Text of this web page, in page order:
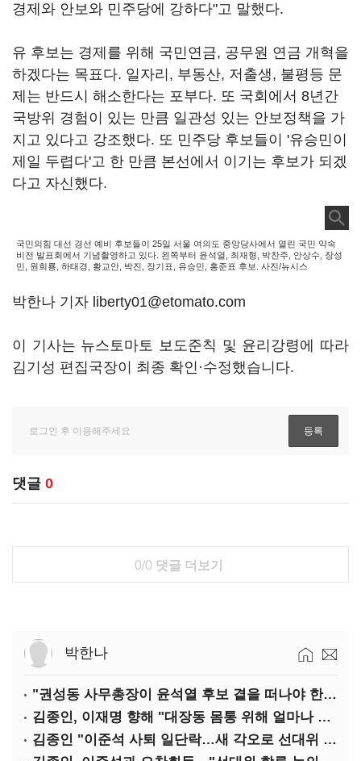
경제와 안보와 민주당에 강하다"고 말했다.
유 후보는 경제를 위해 국민연금, 공무원 연금 개혁을
하겠다는 목표다. 일자리, 부동산, 저출생, 불평등 문
제는 반드시 해소한다는 포부다. 또 국회에서 8년간
국방위 경험이 있는 만큼 일관성 있는 안보정책을 가
지고 있다고 강조했다. 또 민주당 후보들이 '유승민이
제일 두렵다'고 한 만큼 본선에서 이기는 후보가 되겠
다고 자신했다.
국민의힘 대선 경선 예비 후보들이 25일 서울 여의도 중앙당사에서 열린 국민 약속
비전 발표회에서 기념촬영하고 있다. 왼쪽부터 윤석열, 최재형, 박찬주, 안상수, 장성
민, 원희룡, 하태경, 황교안, 박진, 장기표, 유승민, 홍준표 후보. 사진/뉴시스
박한나 기자 liberty01@etomato.com
이 기사는 뉴스토마토 보도준칙 및 윤리강령에 따라
김기성 편집국장이 최종 확인·수정했습니다.
댓글 0
0/0 댓글 더보기
박한나
"권성동 사무총장이 윤석열 후보 곁을 떠나야 한다"
김종인, 이재명 향해 "대장동 몸통 위해 얼마나 죽어야 하나"
김종인 "이준석 사퇴 일단락…새 각오로 선대위 꾸리겠다"